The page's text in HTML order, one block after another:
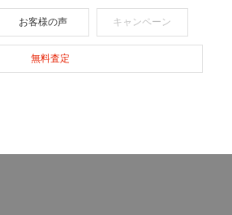
お客様の声 キャンペーン
無料査定